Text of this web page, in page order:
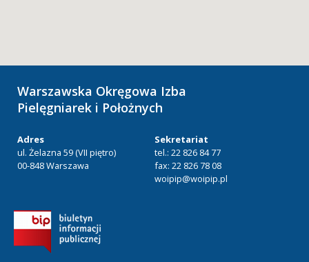
Warszawska Okręgowa Izba
Pielęgniarek i Położnych
Adres
ul. Żelazna 59 (VII piętro)
00-848 Warszawa
Sekretariat
tel.: 22 826 84 77
fax: 22 826 78 08
woipip@woipip.pl